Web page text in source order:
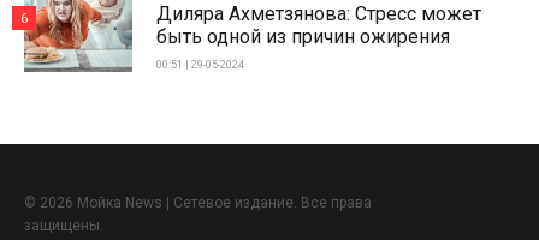
Диляра Ахметзянова: Стресс может
быть одной из причин ожирения
00:51 | 29-05-2024
6
© 2026 Мойка News | Сетевое издание. Все права
защищены.